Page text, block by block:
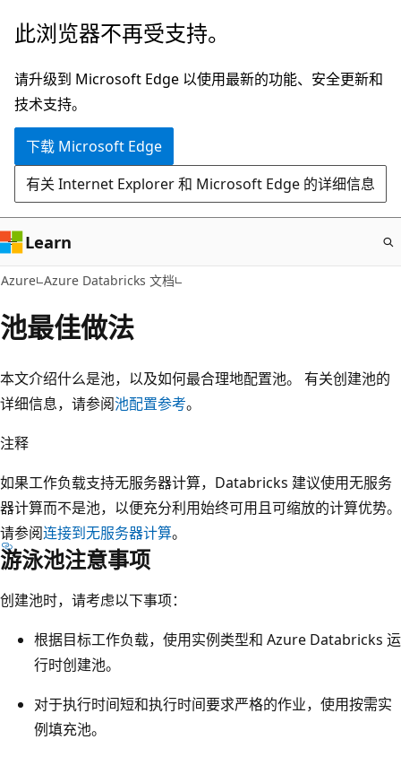
跳
主
要
内
此浏览器不再受支持。
请升级到 Microsoft Edge 以使用最新的功能、安全更新和
技术支持。
下载 Microsoft Edge
有关 Internet Explorer 和 Microsoft Edge 的详细信息
Learn
Azure Azure Databricks 文档
池最佳做法
本文介绍什么是池，以及如何最合理地配置池。 有关创建池的
详细信息，请参阅池配置参考。
注释
如果工作负载支持无服务器计算，Databricks 建议使用无服务
器计算而不是池，以便充分利用始终可用且可缩放的计算优势。
请参阅连接到无服务器计算。
游泳池注意事项
创建池时，请考虑以下事项：
根据目标工作负载，使用实例类型和 Azure Databricks 运
行时创建池。
对于执行时间短和执行时间要求严格的作业，使用按需实
例填充池。